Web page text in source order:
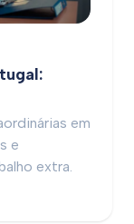
em
e
extra.